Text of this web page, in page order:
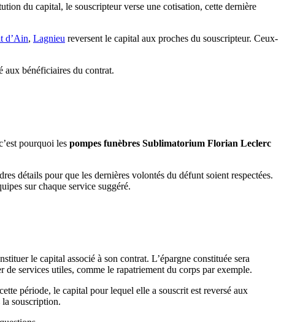
du capital, le souscripteur verse une cotisation, cette dernière
d’Ain, Lagnieu reversent le capital aux proches du souscripteur. Ceux-
aux bénéficiaires du contrat.
pourquoi les pompes funèbres Sublimatorium Florian Leclerc
détails pour que les dernières volontés du défunt soient respectées.
sur chaque service suggéré.
le capital associé à son contrat. L’épargne constituée sera
services utiles, comme le rapatriement du corps par exemple.
période, le capital pour lequel elle a souscrit est reversé aux
la souscription.